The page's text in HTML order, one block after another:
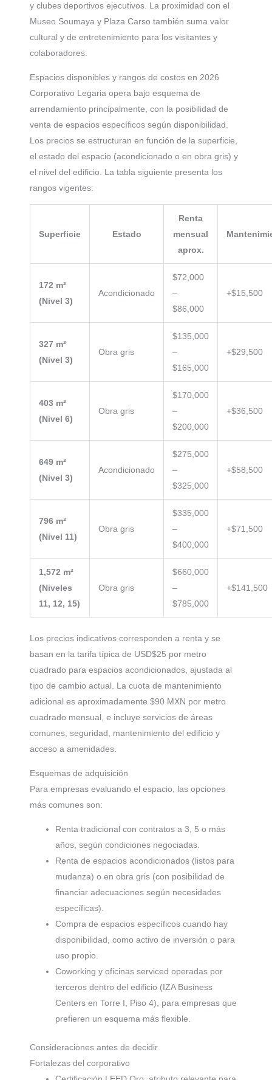
y clubes deportivos ejecutivos. La proximidad con el
Museo Soumaya y Plaza Carso también suma valor
cultural y de entretenimiento para los visitantes y
colaboradores.
Espacios disponibles y rangos de costos en 2026
Corporativo Legaria opera bajo esquema de
arrendamiento principalmente, con la posibilidad de
venta de espacios específicos según disponibilidad.
Los precios se estructuran en función de la superficie,
el estado del espacio (acondicionado o en obra gris) y
el nivel del edificio. La tabla siguiente presenta los
rangos vigentes:
Superficie Estado
Renta
mensual
aprox.
172 m²
(Nivel 3)
Acondicionado
$72,000
–
$86,000
+$15,500
327 m²
(Nivel 3)
Obra gris
$135,000
–
$165,000
+$29,500
403 m²
(Nivel 6)
Obra gris
$170,000
–
$200,000
+$36,500
649 m²
(Nivel 3)
Acondicionado
$275,000
–
$325,000
+$58,500
796 m²
(Nivel 11)
Obra gris
$335,000
–
$400,000
+$71,500
1,572 m²
(Niveles
11, 12, 15)
Obra gris
$660,000
–
$785,000
+$141,500
Los precios indicativos corresponden a renta y se
basan en la tarifa típica de USD$25 por metro
cuadrado para espacios acondicionados, ajustada al
tipo de cambio actual. La cuota de mantenimiento
adicional es aproximadamente $90 MXN por metro
cuadrado mensual, e incluye servicios de áreas
comunes, seguridad, mantenimiento del edificio y
acceso a amenidades.
Esquemas de adquisición
Para empresas evaluando el espacio, las opciones
más comunes son:
Renta tradicional con contratos a 3, 5 o más
años, según condiciones negociadas.
Renta de espacios acondicionados (listos para
mudanza) o en obra gris (con posibilidad de
financiar adecuaciones según necesidades
específicas).
Compra de espacios específicos cuando hay
disponibilidad, como activo de inversión o para
uso propio.
Coworking y oficinas serviced operadas por
terceros dentro del edificio (IZA Business
Centers en Torre I, Piso 4), para empresas que
prefieren un esquema más flexible.
Consideraciones antes de decidir
Fortalezas del corporativo